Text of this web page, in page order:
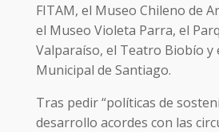
FITAM, el Museo Chileno de
el Museo Violeta Parra, el
Valparaíso, el Teatro Biobío y
Municipal de Santiago.
Tras pedir “políticas de
desarrollo acordes con las